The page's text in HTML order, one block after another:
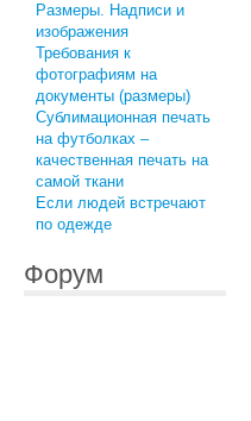
Размеры. Надписи и
изображения
Требования к
фотографиям на
документы (размеры)
Сублимационная печать
на футболках –
качественная печать на
самой ткани
Если людей встречают
по одежде
Форум